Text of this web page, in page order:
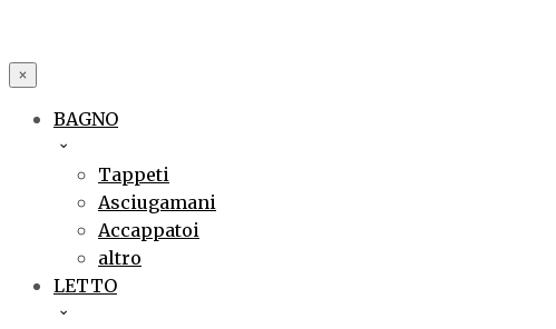
×
BAGNO
Tappeti
Asciugamani
Accappatoi
altro
LETTO